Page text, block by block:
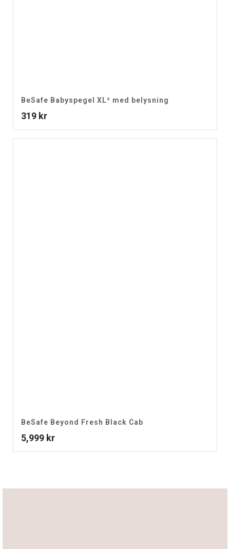
BeSafe Babyspegel XL² med belysning
319 kr
BeSafe Beyond Fresh Black Cab
5,999 kr